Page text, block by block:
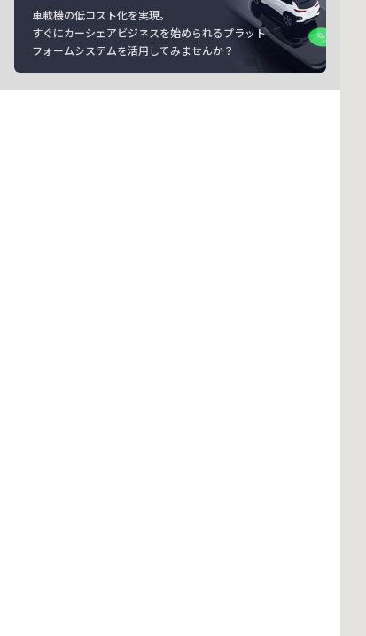
車載機の低コスト化を実現。
すぐにカーシェアビジネスを始められるプラット
フォームシステムを活用してみませんか？